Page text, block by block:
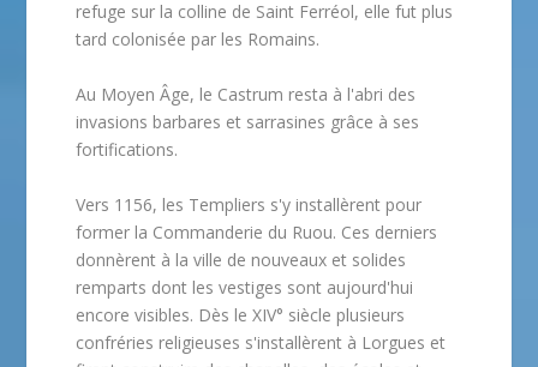
refuge sur la colline de Saint Ferréol, elle fut plus
tard colonisée par les Romains.
Au Moyen Âge, le Castrum resta à l'abri des
invasions barbares et sarrasines grâce à ses
fortifications.
Vers 1156, les Templiers s'y installèrent pour
former la Commanderie du Ruou. Ces derniers
donnèrent à la ville de nouveaux et solides
remparts dont les vestiges sont aujourd'hui
encore visibles. Dès le XIV° siècle plusieurs
confréries religieuses s'installèrent à Lorgues et